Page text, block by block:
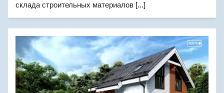
склада строительных материалов [...]